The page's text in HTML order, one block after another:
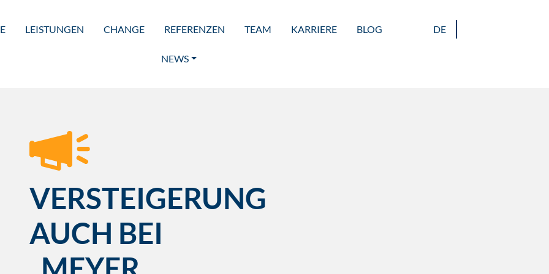
LEISTUNGEN CHANGE REFERENZEN TEAM KARRIERE BLOG
NEWS
DE
VERSTEIGERUNG
AUCH BEI